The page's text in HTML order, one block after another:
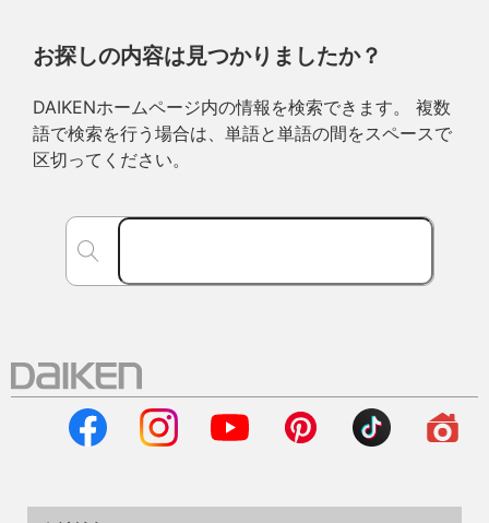
お探しの内容は見つかりましたか？
DAIKENホームページ内の情報を検索できます。 複数
語で検索を行う場合は、単語と単語の間をスペースで
区切ってください。